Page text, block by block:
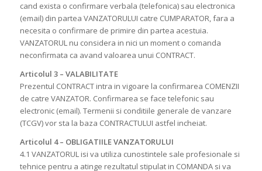
cand exista o confirmare verbala (telefonica) sau electronica
(email) din partea VANZATORULUI catre CUMPARATOR, fara a
necesita o confirmare de primire din partea acestuia.
VANZATORUL nu considera in nici un moment o comanda
neconfirmata ca avand valoarea unui CONTRACT.
Articolul 3 – VALABILITATE
Prezentul CONTRACT intra in vigoare la confirmarea COMENZII
de catre VANZATOR. Confirmarea se face telefonic sau
electronic (email). Termenii si conditiile generale de vanzare
(TCGV) vor sta la baza CONTRACTULUI astfel incheiat.
Articolul 4 – OBLIGATIILE VANZATORULUI
4.1 VANZATORUL isi va utiliza cunostintele sale profesionale si
tehnice pentru a atinge rezultatul stipulat in COMANDA si va